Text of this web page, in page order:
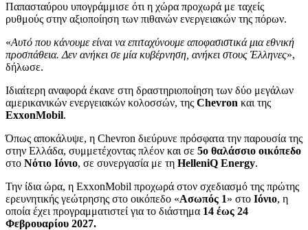
Παπασταύρου υπογράμμισε ότι η χώρα προχωρά με ταχείς
ρυθμούς στην αξιοποίηση των πιθανών ενεργειακών της πόρων.
«Αυτό που κάνουμε είναι να επιταχύνουμε αποφασιστικά μια εθνική
προσπάθεια. Δεν ανήκει σε μία κυβέρνηση, ανήκει στους Έλληνες»,
δήλωσε.
Ιδιαίτερη αναφορά έκανε στη δραστηριοποίηση των δύο μεγάλων
αμερικανικών ενεργειακών κολοσσών, της Chevron και της
ExxonMobil.
Όπως αποκάλυψε, η Chevron διεύρυνε πρόσφατα την παρουσία της
στην Ελλάδα, συμμετέχοντας πλέον και σε 5ο θαλάσσιο οικόπεδο
στο Νότιο Ιόνιο, σε συνεργασία με τη HelleniQ Energy.
Την ίδια ώρα, η ExxonMobil προχωρά στον σχεδιασμό της πρώτης
ερευνητικής γεώτρησης στο οικόπεδο «Ασωπός 1» στο Ιόνιο, η
οποία έχει προγραμματιστεί για το διάστημα 14 έως 24
Φεβρουαρίου 2027.